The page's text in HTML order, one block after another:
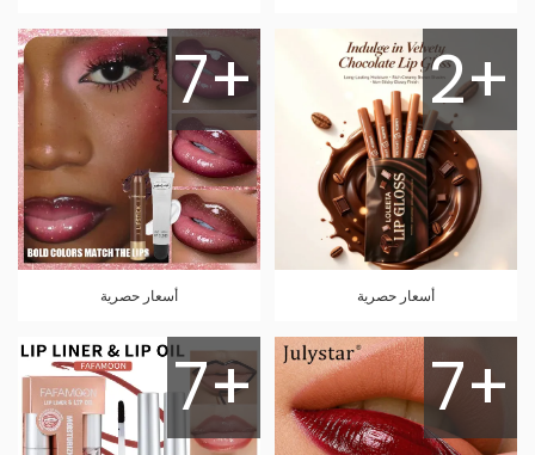
2+
أسعار حصرية
7+
أسعار حصرية
7+
7+